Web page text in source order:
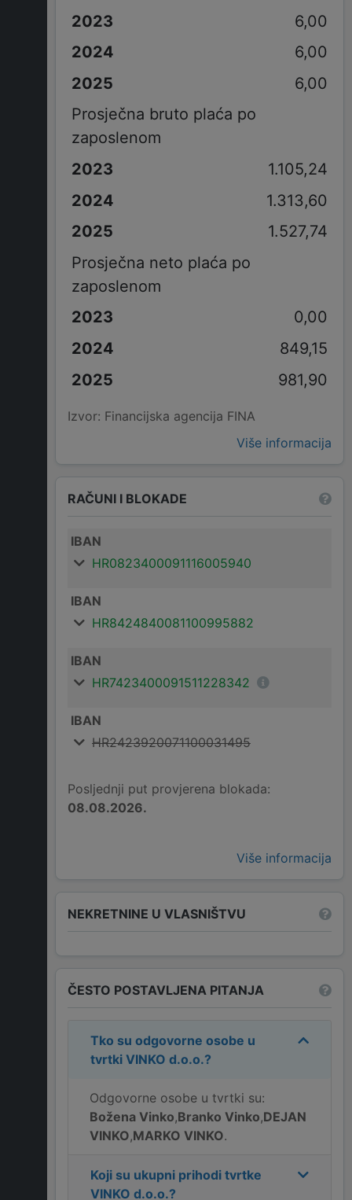
6,00
6,00
6,00
Prosječna bruto plaća po
zaposlenom
1.105,24
1.313,60
1.527,74
Prosječna neto plaća po
zaposlenom
0,00
849,15
981,90
Izvor: Financijska agencija FINA
Više informacija
RAČUNI I BLOKADE
IBAN
HR0823400091116005940
IBAN
HR8424840081100995882
IBAN
HR7423400091511228342
IBAN
HR2423920071100031495
Posljednji put provjerena blokada:
08.08.2026.
Više informacija
NEKRETNINE U VLASNIŠTVU
ČESTO POSTAVLJENA PITANJA
Tko su odgovorne osobe u
tvrtki VINKO d.o.o.?
Odgovorne osobe u tvrtki su:
Božena Vinko,Branko Vinko,DEJAN
VINKO,MARKO VINKO.
Koji su ukupni prihodi tvrtke
VINKO d.o.o.?